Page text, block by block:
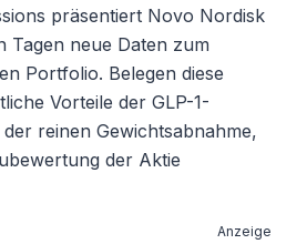
präsentiert Novo Nordisk
Tagen neue Daten zum
Portfolio. Belegen diese
Vorteile der GLP-1-
reinen Gewichtsabnahme,
der Aktie
Anzeige